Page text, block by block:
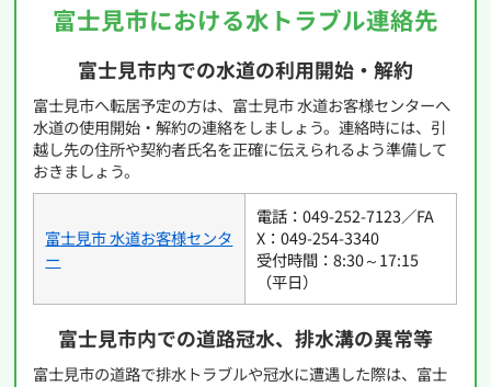
富士見市における水トラブル連絡先
富士見市内での水道の利用開始・解約
富士見市へ転居予定の方は、富士見市 水道お客様センターへ
水道の使用開始・解約の連絡をしましょう。連絡時には、引
越し先の住所や契約者氏名を正確に伝えられるよう準備して
おきましょう。
富士見市 水道お客様センタ
ー
電話：049-252-7123／FA
X：049-254-3340
受付時間：8:30～17:15
（平日）
富士見市内での道路冠水、排水溝の異常等
富士見市の道路で排水トラブルや冠水に遭遇した際は、富士